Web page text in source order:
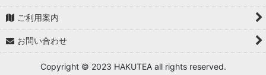
ご利用案内
お問い合わせ
Copyright © 2023 HAKUTEA all rights reserved.